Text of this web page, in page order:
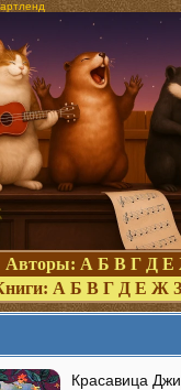
Авторы: А Б В Г Д Е
А Б В Г Д Е Ж З
Красавица